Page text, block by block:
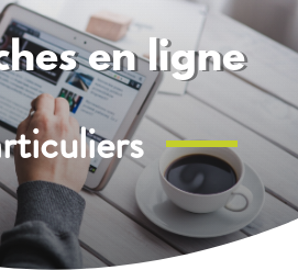
en ligne